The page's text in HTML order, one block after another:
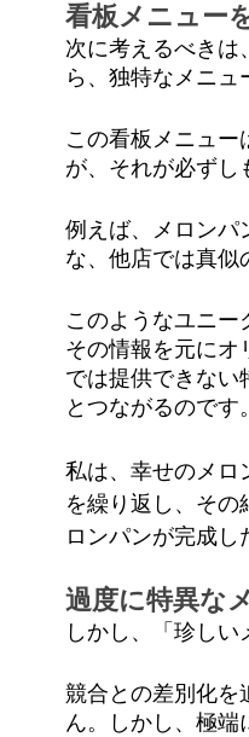
看板メニュー
次に考えるべきは
ら、独特なメニュ
この看板メニュ
が、それが必ずし
例えば、メロンパ
な、他店では真似
このようなユニー
その情報を元にオ
では提供できない
とつながるのです。
私は、幸せのメロ
を繰り返し、その
ロンパンが完成し
過度に特異な
しかし、「珍しい
競合との差別化を
ん。しかし、極端